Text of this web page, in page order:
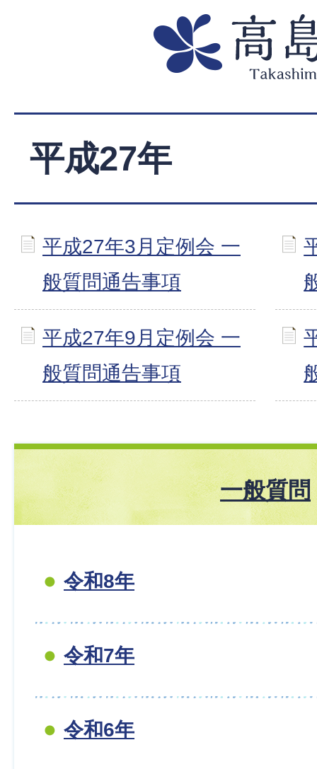
平成27年
平成27年3月定例会 一
般質問通告事項
平成27年9月定例会 一
般質問通告事項
一般質問
令和8年
令和7年
令和6年